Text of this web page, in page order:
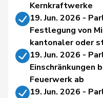
Kernkraftwerke
19. Jun. 2026 -
Festlegung von
kantonaler oder
19. Jun. 2026 -
Einschränkungen
Feuerwerk ab
19. Jun. 2026 -